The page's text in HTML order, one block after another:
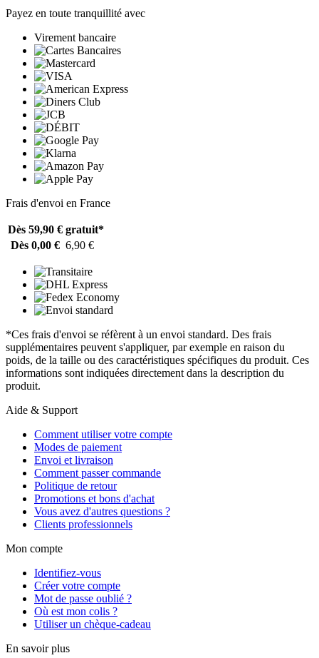
Payez en toute tranquillité avec
Virement bancaire
Frais d'envoi en France
Dès 59,90 € gratuit*
Dès 0,00 € 6,90 €
*Ces frais d'envoi se réfèrent à un envoi standard. Des frais
supplémentaires peuvent s'appliquer, par exemple en raison du
poids, de la taille ou des caractéristiques spécifiques du produit. Ces
informations sont indiquées directement dans la description du
produit.
Aide & Support
Comment utiliser votre compte
Modes de paiement
Envoi et livraison
Comment passer commande
Politique de retour
Promotions et bons d'achat
Vous avez d'autres questions ?
Clients professionnels
Mon compte
Identifiez-vous
Créer votre compte
Mot de passe oublié ?
Où est mon colis ?
Utiliser un chèque-cadeau
En savoir plus